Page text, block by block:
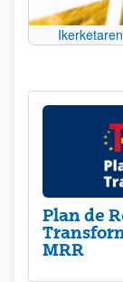
Plan de
MRR